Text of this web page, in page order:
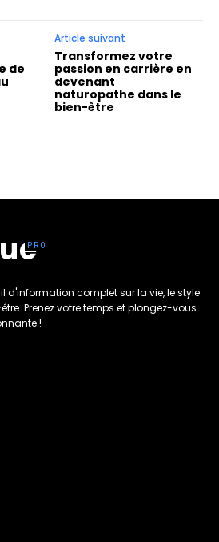
de
Article suivant
Transformez votre
passion en carrière en
devenant
naturopathe dans le
bien-être
d'information complet sur la vie, le style
Prenez votre temps et plongez-vous
!